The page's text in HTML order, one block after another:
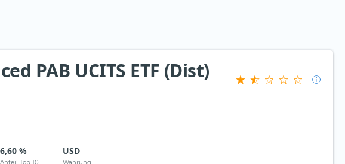
PAB UCITS ETF (Dist)
6,60 % USD